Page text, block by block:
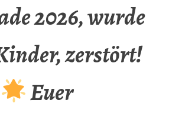
2026, wurde
zerstört!
Euer